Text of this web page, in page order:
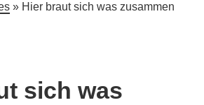
» Hier braut sich was zusammen
sich was